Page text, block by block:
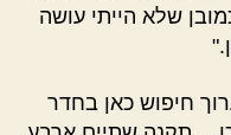
שלא הייתי עושה
חיפוש כאן בחדר